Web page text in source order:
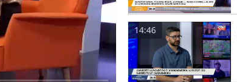
14:46